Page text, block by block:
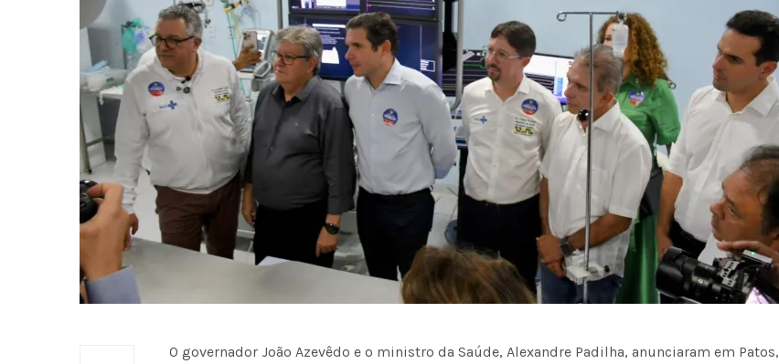
O governador João Azevêdo e o ministro da Saúde, Alexandre Padilha, anunciaram em Patos,